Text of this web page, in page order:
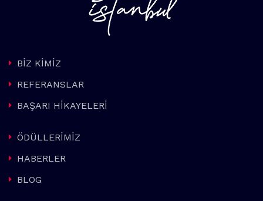
BİZ KİMİZ
REFERANSLAR
BAŞARI HİKAYELERİ
ÖDÜLLERİMİZ
HABERLER
BLOG